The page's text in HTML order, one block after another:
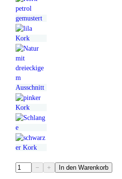
K
− + In den Warenkorb